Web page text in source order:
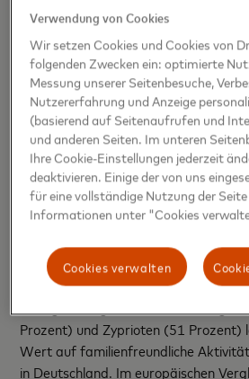
Finanzplanung eine hohe Priorität
Hauptgrund wird der immaterielle
70 Prozent der Befragten sind der
Ausgaben für Erlebnisse für sie
bieten Erlebnisse eine Möglichkeit
Deutsche legen bei
Freizeitaktivitäten
auf
Bei der Planung der
die Familienfreundlichkeit (48
Sie bevorzugen Freizeitangebote, die
Prozent) und Zyprioten (51 Prozent)
Wert auf familienfreundliche
in Deutschland. Im europäischen
Verwendung von Cookies
Wir setzen Cookies und Cookies von
folgenden Zwecken ein: optimierte
Messung unserer Seitenbesuche,
Nutzererfahrung und Anzeige
(basierend auf Seitenaufrufen und
und anderen Seiten. Im unteren
Ihre Cookie-Einstellungen jederzeit
deaktivieren. Einige der von uns
für eine vollständige Nutzung der
Informationen unter "Cookies
Cookies verwalten